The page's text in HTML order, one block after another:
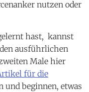
nutzen oder
hast, kannst
ausführlichen
Male hier
für die
und beginnen, etwas